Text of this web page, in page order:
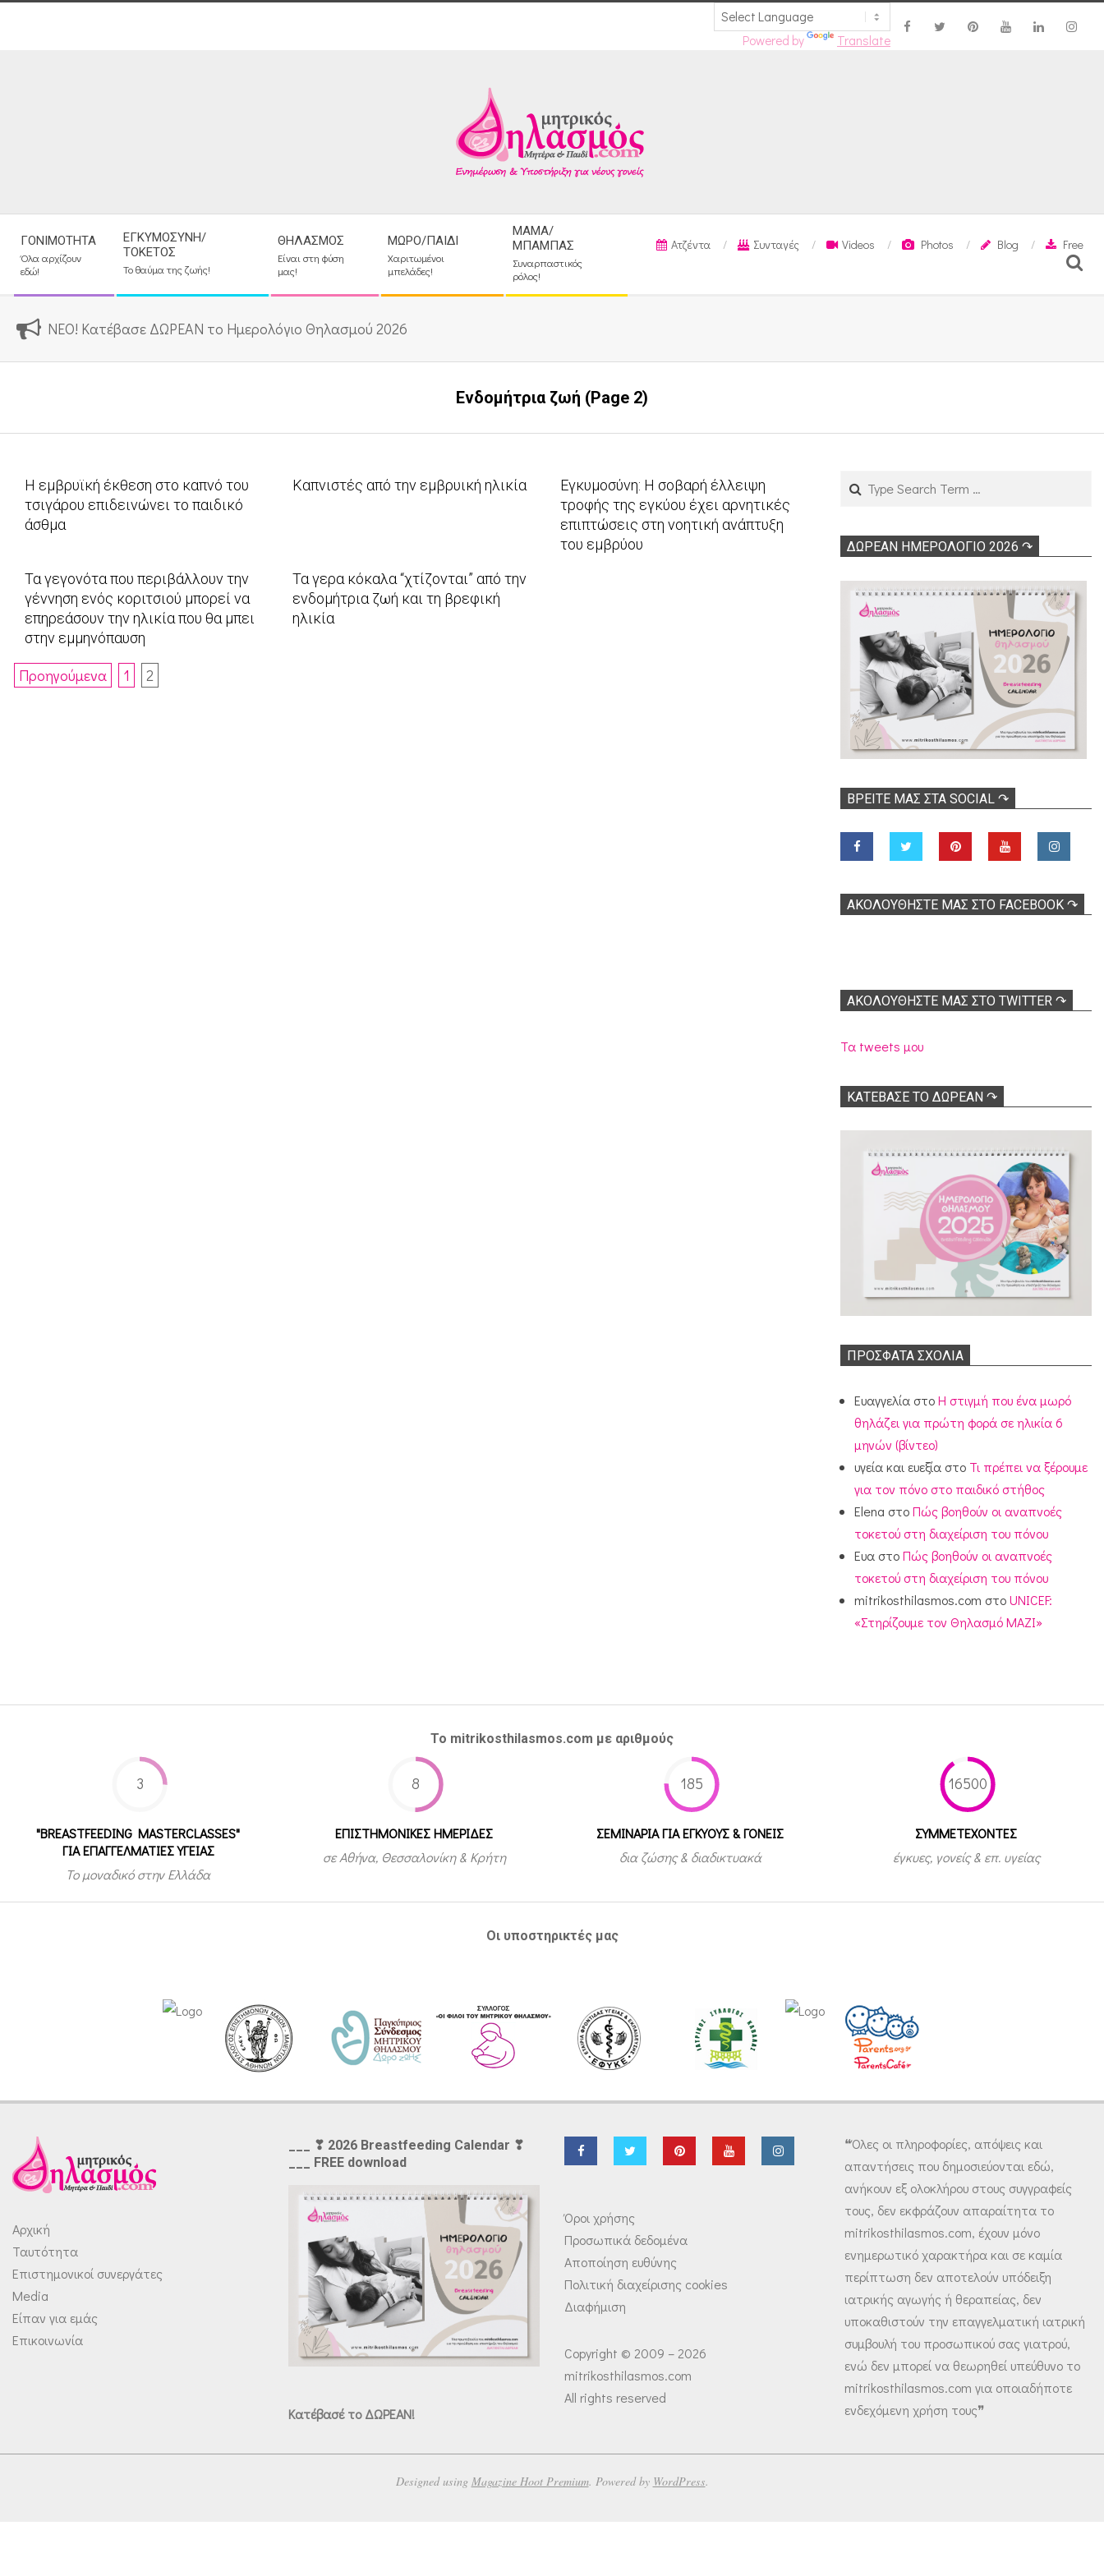
Powered by Translate
Navigation
Menu
ΓΟΝΙΜΌΤΗΤΑ
Όλα αρχίζουν
εδώ!
ΕΓΚΥΜΟΣΎΝΗ/
ΤΟΚΕΤΌΣ
Το θαύμα της ζωής!
ΘΗΛΑΣΜΌΣ
Είναι στη φύση
μας!
ΜΩΡΌ/ΠΑΙΔΊ
Χαριτωμένοι
μπελάδες!
ΜΑΜΆ/
ΜΠΑΜΠΆΣ
Συναρπαστικός
ρόλος!
Ατζέντα Συνταγές Videos Photos Blog
Free
Search
ΝΕΟ! Κατέβασε ΔΩΡΕΑΝ το Ημερολόγιο Θηλασμού 2026
Ενδομήτρια ζωή (Page 2)
Η εμβρυϊκή έκθεση στο καπνό του
τσιγάρου επιδεινώνει το παιδικό
άσθμα
05-
17
Καπνιστές από την εμβρυική ηλικία
Εγκυμοσύνη: Η σοβαρή έλλειψη
τροφής της εγκύου έχει αρνητικές
επιπτώσεις στη νοητική ανάπτυξη
του εμβρύου
Τα γεγονότα που περιβάλλουν την
γέννηση ενός κοριτσιού μπορεί να
επηρεάσουν την ηλικία που θα μπει
στην εμμηνόπαυση
2010-
07-
Τα γερα κόκαλα “χτίζονται” από την
ενδομήτρια ζωή και τη βρεφική
ηλικία
Πλοήγηση
άρθρων
Προηγούμενα 1 2
Search
ΔΩΡΕΑΝ ΗΜΕΡΟΛΟΓΙΟ 2026 ↷
ΒΡΕΊΤΕ ΜΑΣ ΣΤΑ SOCIAL ↷
ΑΚΟΛOΥΘΉΣΤΕ ΜΑΣ ΣΤΟ FACEBOOK ↷
ΑΚΟΛΟΥΘΉΣΤΕ ΜΑΣ ΣΤΟ TWITTER ↷
Τα tweets μου
ΚΑΤΕΒΑΣΕ ΤΟ ΔΩΡΕΑΝ ↷
ΠΡΌΣΦΑΤΑ ΣΧΌΛΙΑ
Ευαγγελία στοΗ στιγμή που ένα μωρό
θηλάζει για πρώτη φορά σε ηλικία 6
μηνών (βίντεο)
υγεία και ευεξία στο Τι πρέπει να ξέρουμε
για τον πόνο στο παιδικό στήθος
Elena στοΠώς βοηθούν οι αναπνοές
τοκετού στη διαχείριση του πόνου
Ευα στοΠώς βοηθούν οι αναπνοές
τοκετού στη διαχείριση του πόνου
mitrikosthilasmos.com στοUNICEF:
«Στηρίζουμε τον Θηλασμό ΜΑΖΙ»
Το mitrikosthilasmos.com με αριθμούς
3
"BREASTFEEDING MASTERCLASSES"
ΓΙΑ ΕΠΑΓΓΕΛΜΑΤΙΕΣ ΥΓΕΙΑΣ
Το μοναδικό στην Ελλάδα
8
ΕΠΙΣΤΗΜΟΝΙΚΕΣ ΗΜΕΡΙΔΕΣ
σε Αθήνα, Θεσσαλονίκη & Κρήτη
185
ΣΕΜΙΝΑΡΙΑ ΓΙΑ ΕΓΚΥΟΥΣ & ΓΟΝΕΙΣ
δια ζώσης & διαδικτυακά
16500
ΣΥΜΜΕΤEΧΟΝΤΕΣ
έγκυες, γονείς & επ. υγείας
Οι υποστηρικτές μας
Αρχική
Ταυτότητα
Επιστημονικοί συνεργάτες
Media
Είπαν για εμάς
Επικοινωνία
___ ❣ 2026 Breastfeeding Calendar ❣
___ FREE download
Κατέβασέ το ΔΩΡΕΑΝ!
Όροι χρήσης
Προσωπικά δεδομένα
Αποποίηση ευθύνης
Πολιτική διαχείρισης cookies
Διαφήμιση
Copyright © 2009 – 2026
mitrikosthilasmos.com
All rights reserved
❝Όλες οι πληροφορίες, απόψεις και
απαντήσεις που δημοσιεύονται εδώ,
ανήκουν εξ ολοκλήρου στους συγγραφείς
τους, δεν εκφράζουν απαραίτητα το
mitrikosthilasmos.com, έχουν μόνο
ενημερωτικό χαρακτήρα και σε καμία
περίπτωση δεν αποτελούν υπόδειξη
ιατρικής αγωγής ή θεραπείας, δεν
υποκαθιστούν την επαγγελματική ιατρική
συμβουλή του προσωπικού σας γιατρού,
ενώ δεν μπορεί να θεωρηθεί υπεύθυνο το
mitrikosthilasmos.com για οποιαδήποτε
ενδεχόμενη χρήση τους❞
Designed using Magazine Hoot Premium. Powered by WordPress.